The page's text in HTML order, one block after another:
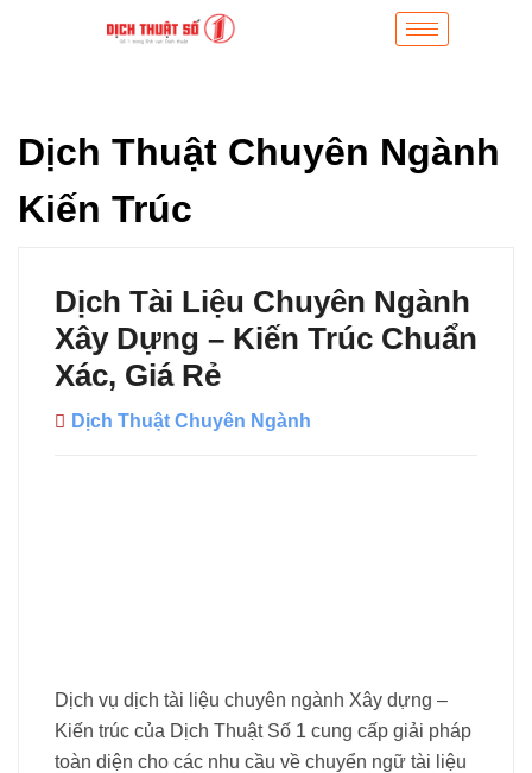
Dịch Thuật Chuyên Ngành
Kiến Trúc
Dịch Tài Liệu Chuyên Ngành
Xây Dựng – Kiến Trúc Chuẩn
Xác, Giá Rẻ
Dịch Thuật Chuyên Ngành
Dịch vụ dịch tài liệu chuyên ngành Xây dựng –
Kiến trúc của Dịch Thuật Số 1 cung cấp giải pháp
toàn diện cho các nhu cầu về chuyển ngữ tài liệu